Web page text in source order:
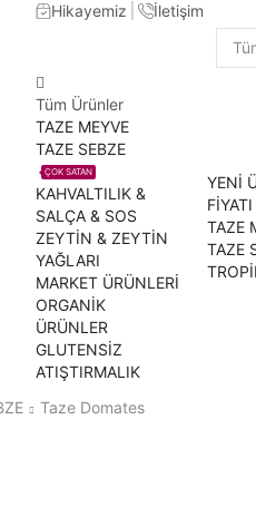
Hikayemiz İletişim
Tüm Ürünler
TAZE MEYVE
TAZE SEBZE
ÇOK SATAN
KAHVALTILIK &
SALÇA & SOS
ZEYTİN & ZEYTİN
YAĞLARI
MARKET ÜRÜNLERİ
ORGANİK
ÜRÜNLER
GLUTENSİZ
ATIŞTIRMALIK
YENİ
TAZE
TAZE
Taze Domates